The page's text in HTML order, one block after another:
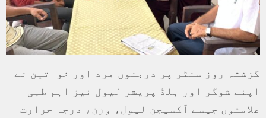
گزشتہ روز سنٹر پر درجنوں مرد اور خواتین نے
اپنے شوگر اور بلڈ پریشر لیول نیز اہم طبی
علامتوں جیسے آکسیجن لیول، وزن، درجہ حرارت